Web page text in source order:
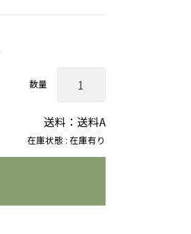
在庫状態 : 在庫有り
数量
送料：送料A